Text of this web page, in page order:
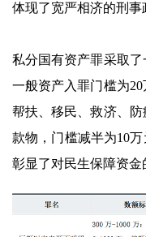
体现了宽严相济的刑事
私分国有资产罪采取了
一般资产入罪门槛为20
帮扶、移民、救济、
款物，门槛减半为10万
彰显了对民生保障资金